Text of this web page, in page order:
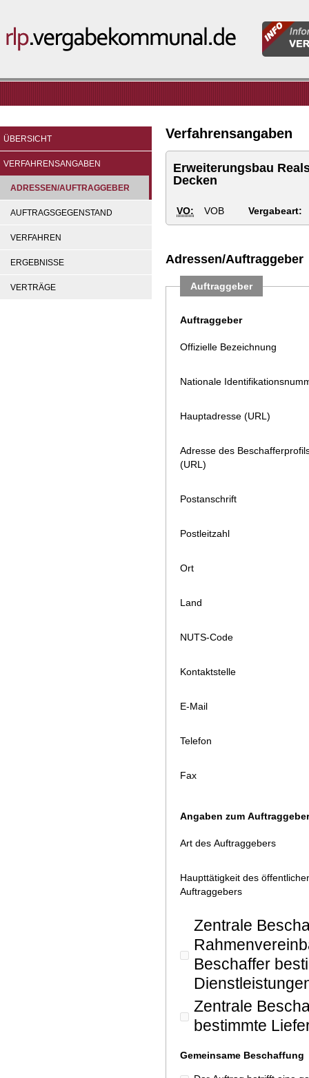
rlp.vergabekommunal.de
für
ÜBERSICHT
VERFAHRENSANGABEN
ADRESSEN/AUFTRAGGEBER
AUFTRAGSGEGENSTAND
VERFAHREN
ERGEBNISSE
VERTRÄGE
Verfahrensangaben
Erweiterungsbau
Decken
VO: VOB Vergabeart:
Adressen/Auftraggeber
Auftraggeber
Auftraggeber
Offizielle Bezeichnung
Nationale
Hauptadresse (URL)
Adresse des
(URL)
Postanschrift
Postleitzahl
Ort
Land
NUTS-Code
Kontaktstelle
E-Mail
Telefon
Fax
Angaben zum Auftraggeber
Art des Auftraggebers
Haupttätigkeit des
Auftraggebers
Zentrale
Beschaffer
Zentrale
bestimmte
Gemeinsame Beschaffung